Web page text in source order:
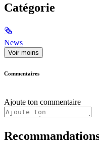
Catégorie
🗞
News
Voir moins
Commentaires
Ajoute ton commentaire